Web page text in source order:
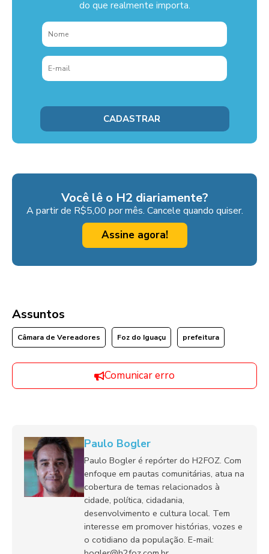
do que realmente importa.
Você lê o H2 diariamente?
A partir de R$5,00 por mês. Cancele quando quiser.
Assine agora!
Assuntos
Câmara de Vereadores Foz do Iguaçu prefeitura
Comunicar erro
Paulo Bogler
Paulo Bogler é repórter do H2FOZ. Com
enfoque em pautas comunitárias, atua na
cobertura de temas relacionados à
cidade, política, cidadania,
desenvolvimento e cultura local. Tem
interesse em promover histórias, vozes e
o cotidiano da população. E-mail: